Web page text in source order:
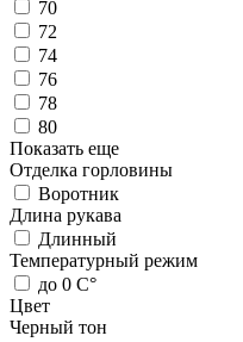
70
72
74
76
78
80
Показать еще
Отделка горловины
Воротник
Длина рукава
Длинный
Температурный режим
до 0 С°
Цвет
Черный тон